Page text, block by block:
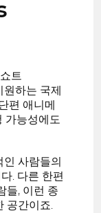
트
하는 국제
편 애니메
가능성에도
사람들의
. 다른 한편
들, 이런 종
공간이죠.